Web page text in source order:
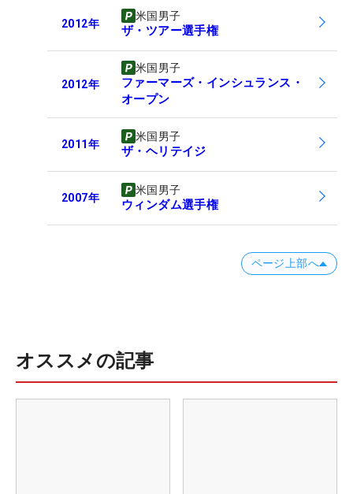
2012年
米国男子
ザ・ツアー選手権
2012年
米国男子
ファーマーズ・インシュランス・
オープン
2011年
米国男子
ザ・ヘリテイジ
2007年
米国男子
ウィンダム選手権
ページ上部へ
オススメの記事